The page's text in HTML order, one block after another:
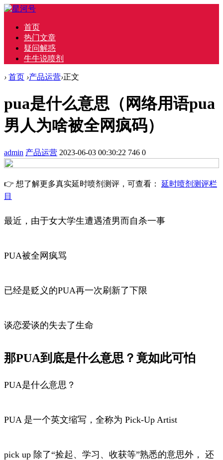
首页
热门文章
疑问解惑
牛牛说喷剂
› 首页 ›产品运营›正文
pua是什么意思（网络用语pua
男人为啥被全网疯码）
admin 产品运营 2023-06-03 00:30:22 746 0
👉 想了解更多真实延时喷剂测评，可查看： 延时喷剂测评栏
目
最近，由于女大学生遭遇渣男而自杀一事
PUA被全网疯骂
已经是贬义的PUA再一次刷新了下限
谈恋爱谈的失去了生命
那PUA到底是什么意思？竟如此可怕
PUA是什么意思？
PUA 是一个英文缩写，全称为 Pick-Up Artist
pick up 除了“捡起、学习、收获等”熟悉的意思外， 还